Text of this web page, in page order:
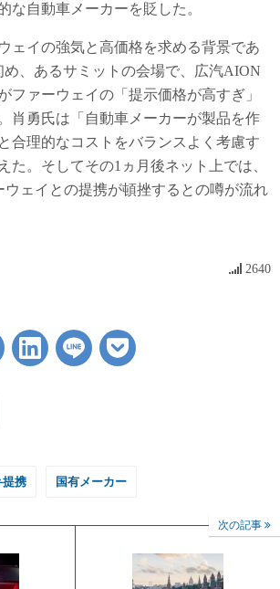
な自動車メーカーを貶した。
ェイの強気と高価格を求める背景であ
め、あるサミットの会場で、広汽AION
ファーウェイの「提示価格が高すぎ」
肖勇氏は「自動車メーカーが製品を作
合理的なコストをバランスよく考慮す
た。そしてその1ヵ月後ネット上では、
ウェイとの提携が頓挫するとの噂が流れ
2640
提携 国有メーカー
次の記事